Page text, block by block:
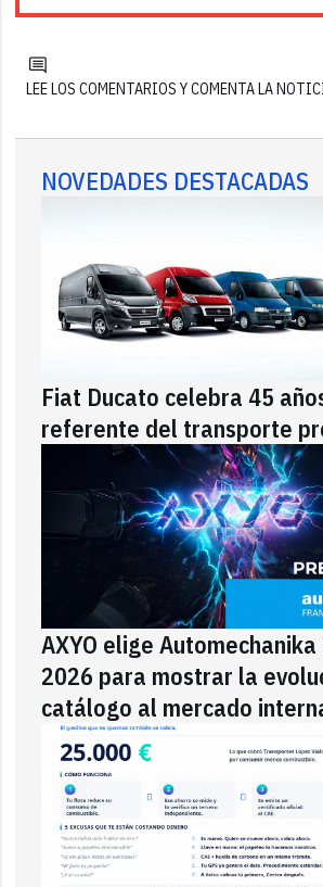
LEE LOS COMENTARIOS Y COMENTA LA
NOVEDADES DESTACADAS
Fiat Ducato celebra 45
referente del transporte
AXYO elige
2026 para mostrar la
catálogo al mercado